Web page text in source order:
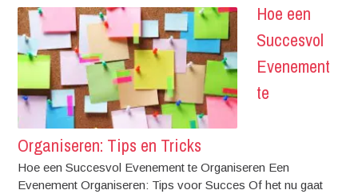
Hoe een
Succesvol
Evenement
te
Organiseren: Tips en Tricks
Hoe een Succesvol Evenement te Organiseren Een
Evenement Organiseren: Tips voor Succes Of het nu gaat